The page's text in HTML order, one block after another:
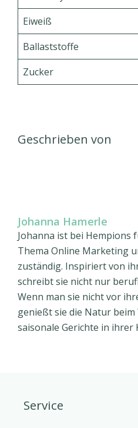
Eiweiß
Ballaststoffe
Zucker
Geschrieben von
Johanna Hamerle
Johanna ist bei Hempions
Thema Online Marketing
zuständig. Inspiriert von
schreibt sie nicht nur
Wenn man sie nicht vor
genießt sie die Natur
saisonale Gerichte in ihrer
Service